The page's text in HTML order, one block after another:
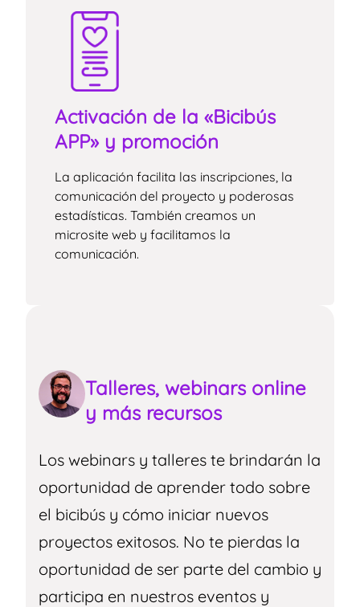
Activación de la «Bicibús
APP» y promoción
La aplicación facilita las inscripciones, la
comunicación del proyecto y poderosas
estadísticas. También creamos un
microsite web y facilitamos la
comunicación.
Talleres, webinars online
y más recursos
Los webinars y talleres te brindarán la
oportunidad de aprender todo sobre
el bicibús y cómo iniciar nuevos
proyectos exitosos. No te pierdas la
oportunidad de ser parte del cambio y
participa en nuestros eventos y